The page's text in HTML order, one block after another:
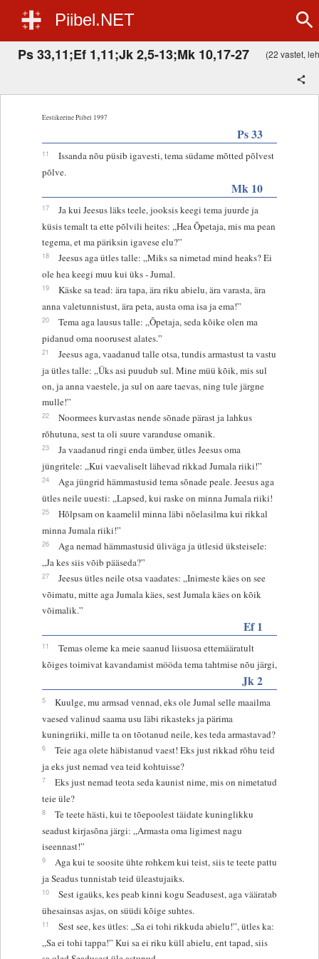
Piibel.NET
Ps 33,11;Ef 1,11;Jk 2,5-13;Mk 10,17-27 (22 vastet,
Eestikeelne Piibel 1997
Ps 33
11
Issanda nõu püsib igavesti, tema südame mõtted põlvest
põlve.
Mk 10
17
Ja kui Jeesus läks teele, jooksis keegi tema juurde ja
küsis temalt ta ette põlvili heites: „Hea Õpetaja, mis ma pean
tegema, et ma päriksin igavese elu?”
18
Jeesus aga ütles talle: „Miks sa nimetad mind heaks? Ei
ole hea keegi muu kui üks - Jumal.
19
Käske sa tead: ära tapa, ära riku abielu, ära varasta, ära
anna valetunnistust, ära peta, austa oma isa ja ema!”
20
Tema aga lausus talle: „Õpetaja, seda kõike olen ma
pidanud oma noorusest alates.”
21
Jeesus aga, vaadanud talle otsa, tundis armastust ta vastu
ja ütles talle: „Üks asi puudub sul. Mine müü kõik, mis sul
on, ja anna vaestele, ja sul on aare taevas, ning tule järgne
mulle!”
22
Noormees kurvastas nende sõnade pärast ja lahkus
rõhutuna, sest ta oli suure varanduse omanik.
23
Ja vaadanud ringi enda ümber, ütles Jeesus oma
jüngritele: „Kui vaevaliselt lähevad rikkad Jumala riiki!”
24
Aga jüngrid hämmastusid tema sõnade peale. Jeesus aga
ütles neile uuesti: „Lapsed, kui raske on minna Jumala riiki!
25
Hõlpsam on kaamelil minna läbi nõelasilma kui rikkal
minna Jumala riiki!”
26
Aga nemad hämmastusid üliväga ja ütlesid üksteisele:
„Ja kes siis võib pääseda?”
27
Jeesus ütles neile otsa vaadates: „Inimeste käes on see
võimatu, mitte aga Jumala käes, sest Jumala käes on kõik
võimalik.”
Ef 1
11
Temas oleme ka meie saanud liisuosa ettemääratult
kõiges toimivat kavandamist mööda tema tahtmise nõu järgi,
Jk 2
5
Kuulge, mu armsad vennad, eks ole Jumal selle maailma
vaesed valinud saama usu läbi rikasteks ja pärima
kuningriiki, mille ta on tõotanud neile, kes teda armastavad?
6
Teie aga olete häbistanud vaest! Eks just rikkad rõhu teid
ja eks just nemad vea teid kohtuisse?
7
Eks just nemad teota seda kaunist nime, mis on nimetatud
teie üle?
8
Te teete hästi, kui te tõepoolest täidate kuninglikku
seadust kirjasõna järgi: „Armasta oma ligimest nagu
iseennast!”
9
Aga kui te soosite ühte rohkem kui teist, siis te teete pattu
ja Seadus tunnistab teid üleastujaiks.
10
Sest igaüks, kes peab kinni kogu Seadusest, aga vääratab
ühesainsas asjas, on süüdi kõige suhtes.
11
Sest see, kes ütles: „Sa ei tohi rikkuda abielu!”, ütles ka:
„Sa ei tohi tappa!” Kui sa ei riku küll abielu, ent tapad, siis